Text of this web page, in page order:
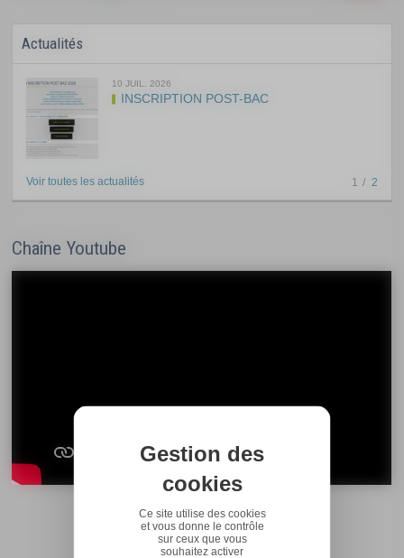
Actualités
10 JUIL. 2026
INSCRIPTION POST-BAC
Voir toutes les actualités 1 2
Chaîne Youtube
Gestion des
cookies
Ce site utilise des cookies
et vous donne le contrôle
sur ceux que vous
souhaitez activer